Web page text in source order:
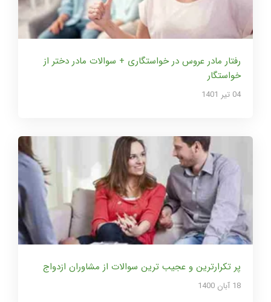
رفتار مادر عروس در خواستگاری + سوالات مادر دختر از
خواستگار
04 تير 1401
پر تکرارترین و عجیب ترین سوالات از مشاوران ازدواج
18 آبان 1400